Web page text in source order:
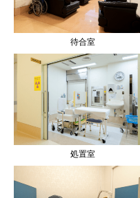
待合室
処置室